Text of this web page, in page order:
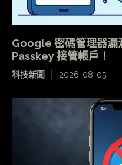
Google 密碼管理器
Passkey 接管帳戶！
科技新聞 2026-08-05